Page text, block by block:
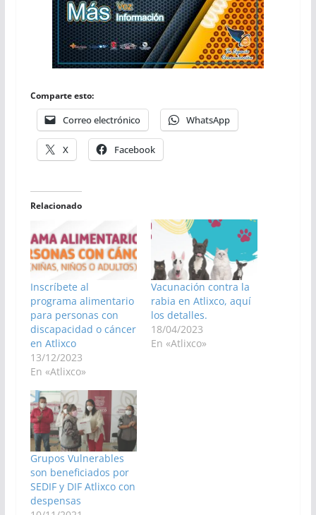
Comparte esto:
Correo electrónico WhatsApp
X Facebook
Relacionado
Inscríbete al
programa alimentario
para personas con
discapacidad o cáncer
en Atlixco
13/12/2023
En «Atlixco»
Vacunación contra la
rabia en Atlixco, aquí
los detalles.
18/04/2023
En «Atlixco»
Grupos Vulnerables
son beneficiados por
SEDIF y DIF Atlixco con
despensas